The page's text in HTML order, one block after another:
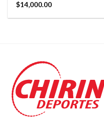
$14,000.00